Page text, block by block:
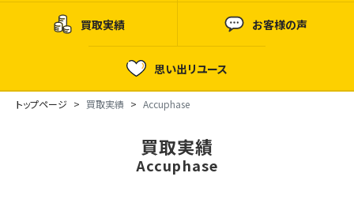
買取実績 お客様の声
思い出リユース
トップページ 買取実績 Accuphase
買取実績
Accuphase